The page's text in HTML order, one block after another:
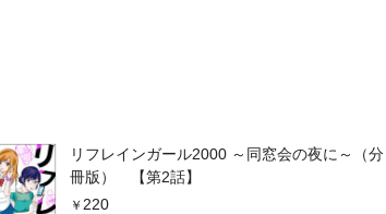
リフレインガール2000 ～同窓会の夜に～（分
冊版） 【第2話】
220